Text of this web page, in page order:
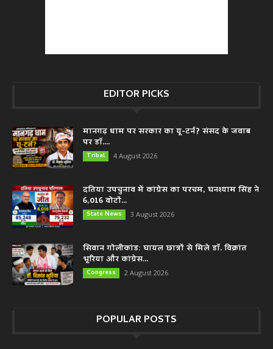
EDITOR PICKS
मानगढ़ धाम पर सरकार का यू-टर्न? संसद के जवाब
पर डॉ....
Tribal 4 August 2026
दतिया उपचुनाव में कांग्रेस का परचम, घनश्याम सिंह ने
6,016 वोटों...
State News 3 August 2026
सिवान गोलीकांड: घायल छात्रों से मिले डॉ. विक्रांत
भूरिया और कांग्रेस...
Congress 2 August 2026
POPULAR POSTS